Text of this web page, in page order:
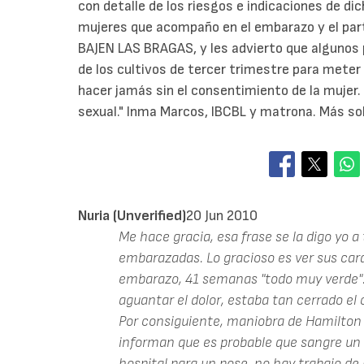
con detalle de los riesgos e indicaciones de
mujeres que acompaño en el embarazo y el
BAJEN LAS BRAGAS, y les advierto que
de los cultivos de tercer trimestre para meter
hacer jamás sin el consentimiento de la
sexual." Inma Marcos, IBCBL y matrona. Más
Nuria (unverified)20 Jun 2010
Me hace gracia, esa frase se la digo yo
embarazadas. Lo gracioso es ver sus
embarazo, 41 semanas "todo muy
aguantar el dolor, estaba tan cerrado
Por consiguiente, maniobra de
informan que es probable que sangre